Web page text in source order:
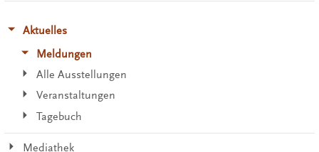
Aktuelles
Meldungen
Alle Ausstellungen
Veranstaltungen
Tagebuch
Mediathek